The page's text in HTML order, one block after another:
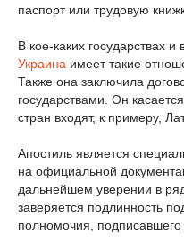
паспорт или трудовую
В кое-каких государствах и
Украина имеет такие
Также она заключила
государствами. Он
стран входят, к примеру,
Апостиль является
на официальной
дальнейшем уверении в
заверяется подлинность
полномочия, подписавшего